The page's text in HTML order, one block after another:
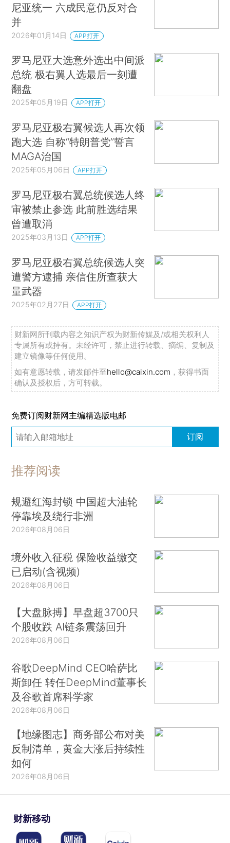
尼亚统一 六成民意仍反对合
并
2026年01月14日 APP打开
罗马尼亚大选意外选出中间派
总统 极右翼人选最后一刻遭
翻盘
2025年05月19日 APP打开
罗马尼亚极右翼候选人再次领
跑大选 自称“特朗普党”誓言
MAGA治国
2025年05月06日 APP打开
罗马尼亚极右翼总统候选人终
审被禁止参选 此前胜选结果
曾遭取消
2025年03月13日 APP打开
罗马尼亚极右翼总统候选人突
遭警方逮捕 亲信住所查获大
量武器
2025年02月27日 APP打开
财新网所刊载内容之知识产权为财新传媒及/或相关权利人
专属所有或持有。未经许可，禁止进行转载、摘编、复制及
建立镜像等任何使用。
如有意愿转载，请发邮件至hello@caixin.com ，获得书面
确认及授权后，方可转载。
免费订阅财新网主编精选版电邮
订阅
推荐阅读
规避红海封锁 中国超大油轮
停靠埃及绕行非洲
2026年08月06日
境外收入征税 保险收益缴交
已启动(含视频)
2026年08月06日
【大盘脉搏】早盘超3700只
个股收跌 AI链条震荡回升
2026年08月06日
谷歌DeepMind CEO哈萨比
斯卸任 转任DeepMind董事长
及谷歌首席科学家
2026年08月06日
【地缘图志】商务部公布对美
反制清单，黄金大涨后持续性
如何
2026年08月06日
财新移动